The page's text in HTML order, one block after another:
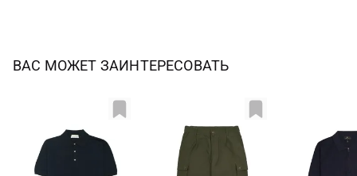
ВАС МОЖЕТ ЗАИНТЕРЕСОВАТЬ